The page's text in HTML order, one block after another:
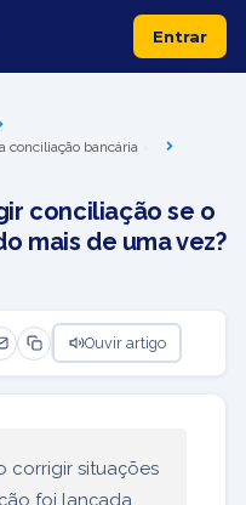
Entrar
conciliação bancária
conciliação se o
mais de uma vez?
Ouvir artigo
corrigir situações
foi lançada